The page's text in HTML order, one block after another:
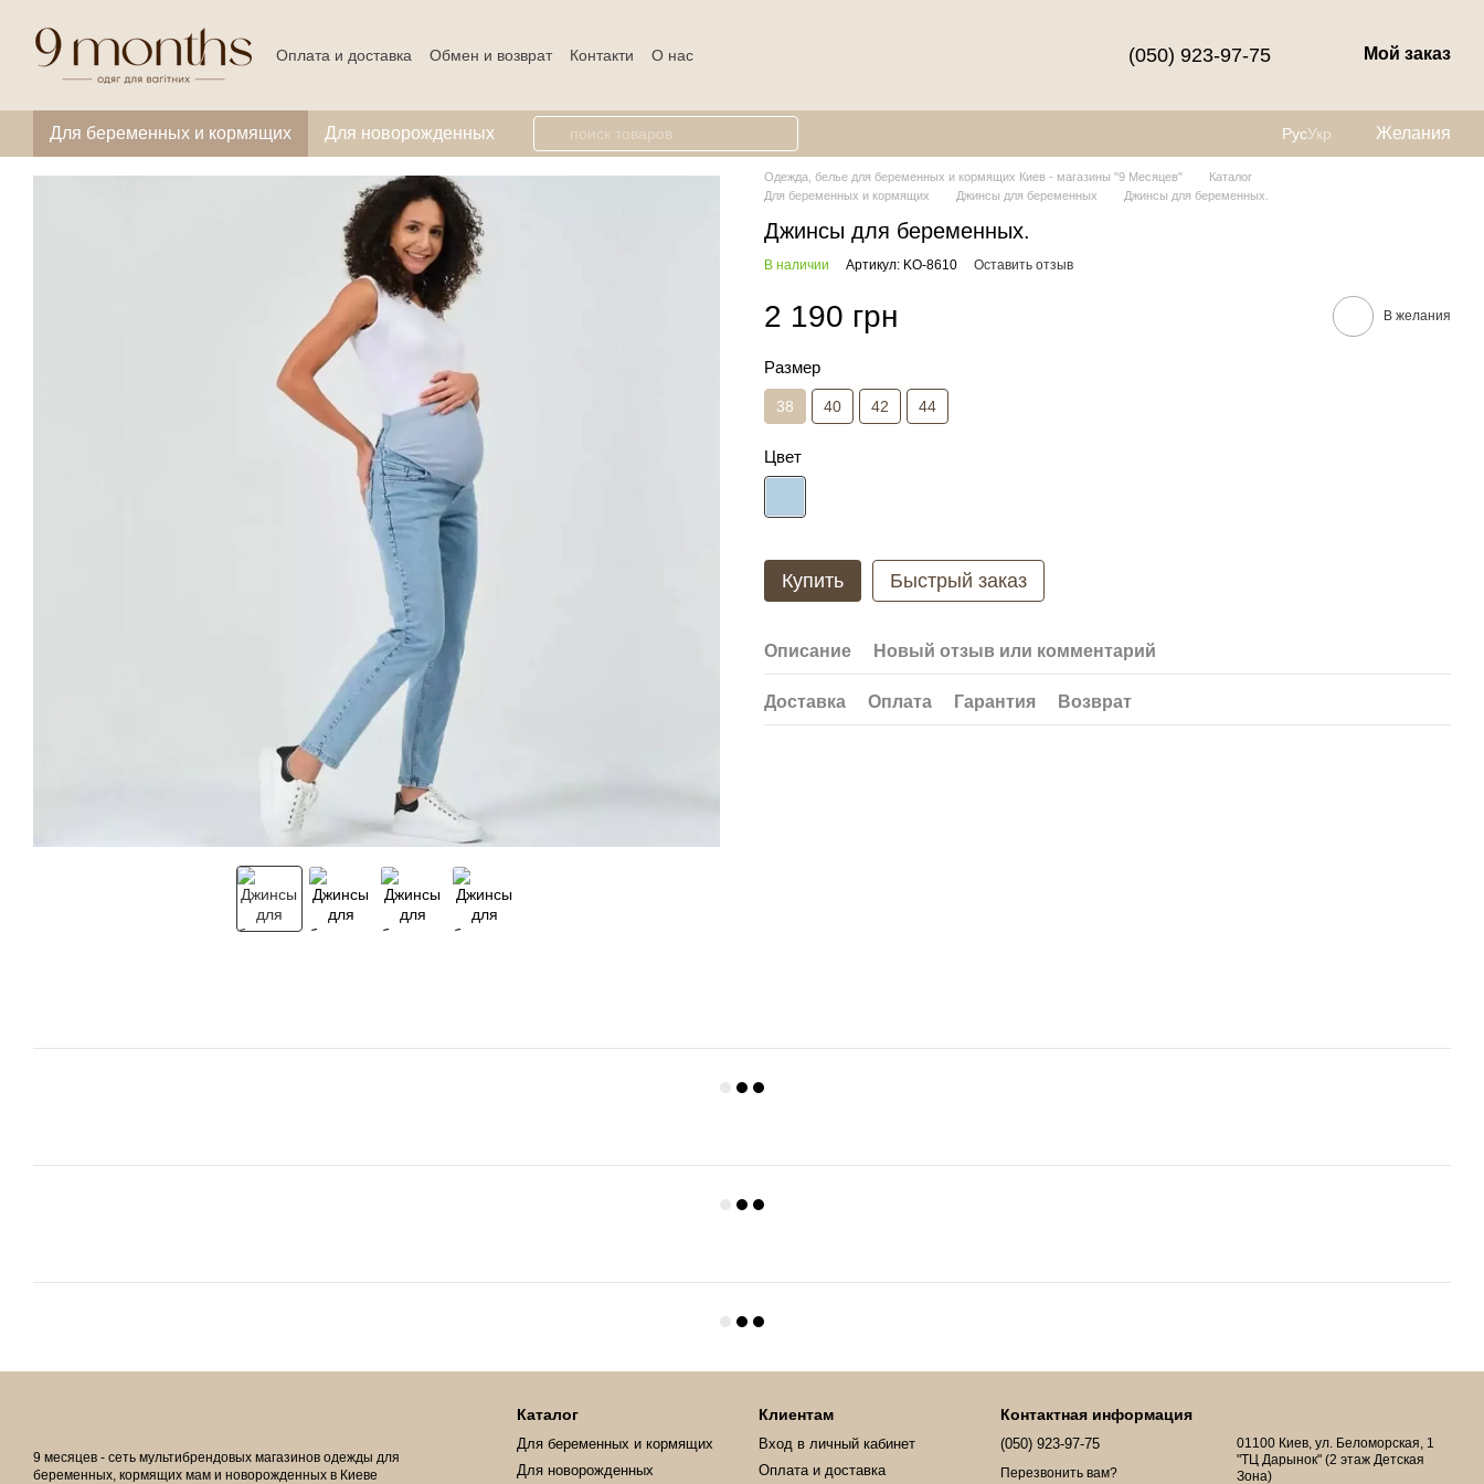
Оплата и доставка Обмен и возврат Контакти О нас (050) 923-97-75 Мой заказ
Для беременных и кормящих Для новорожденных РусУкр Желания
Одежда, белье для беременных и кормящих Киев - магазины "9 Месяцев"
Каталог
Для беременных и кормящих
Джинсы для беременных Джинсы для беременных.
Джинсы для беременных.
В наличии Артикул: KO-8610 Оставить отзыв
2 190 грн В желания
Размер
38 40 42 44
Цвет
Купить Быстрый заказ
Описание Новый отзыв или комментарий
Доставка Оплата Гарантия Возврат
9 месяцев - сеть мультибрендовых магазинов одежды для
беременных, кормящих мам и новорожденных в Киеве
Каталог
Для беременных и кормящих
Для новорожденных
Клиентам
Вход в личный кабинет
Оплата и доставка
Контактная информация
(050) 923-97-75
Перезвонить вам?
01100 Киев, ул. Беломорская, 1
"ТЦ Дарынок" (2 этаж Детская
Зона)